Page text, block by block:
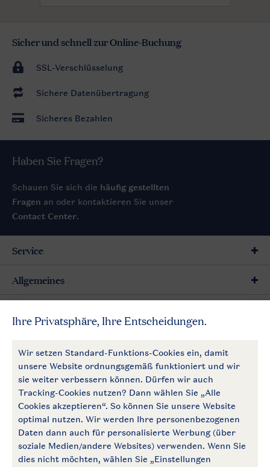
Sicher und schnell zur Online-Buchung
SSL-Verschlüsselung
Sichere Datenübertragung
Sicheres Bezahlen
Haben Sie Fragen?
Schauen Sie sich die häufig gestellten
Fragen an oder kontaktieren Sie unser
Contact Center.
Follow Us
facebookinstagram
Zum Newsletter anmelden
Service
Allgemeines